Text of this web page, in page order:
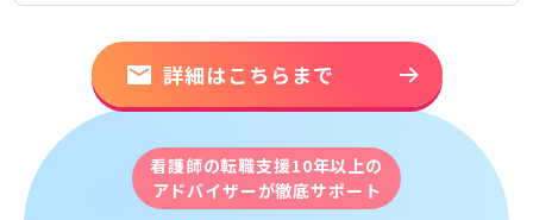
詳細はこちらまで
看護師の転職支援10年以上の
アドバイザーが徹底サポート